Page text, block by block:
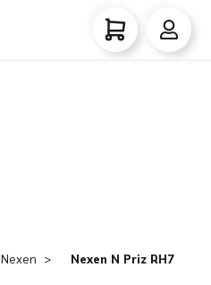
Nexen Nexen N Priz RH7